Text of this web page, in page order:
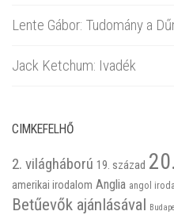
Lente Gábor: Tudomány a
Jack Ketchum: Ivadék
CIMKEFELHŐ
2. világháború 19. század
amerikai irodalom Anglia angol
Betűevők ajánlásával